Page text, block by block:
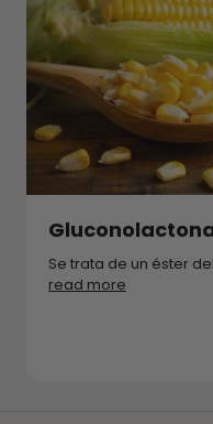
Se trata de un éster
read more